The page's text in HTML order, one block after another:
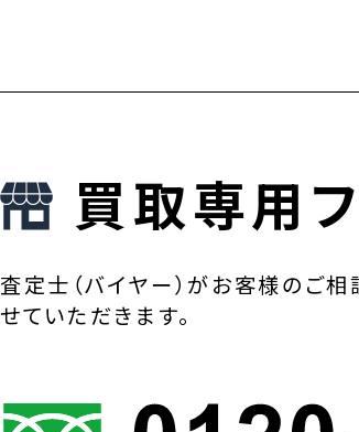
買取専用
査定士（バイヤー）がお客様のご
せていただきます。